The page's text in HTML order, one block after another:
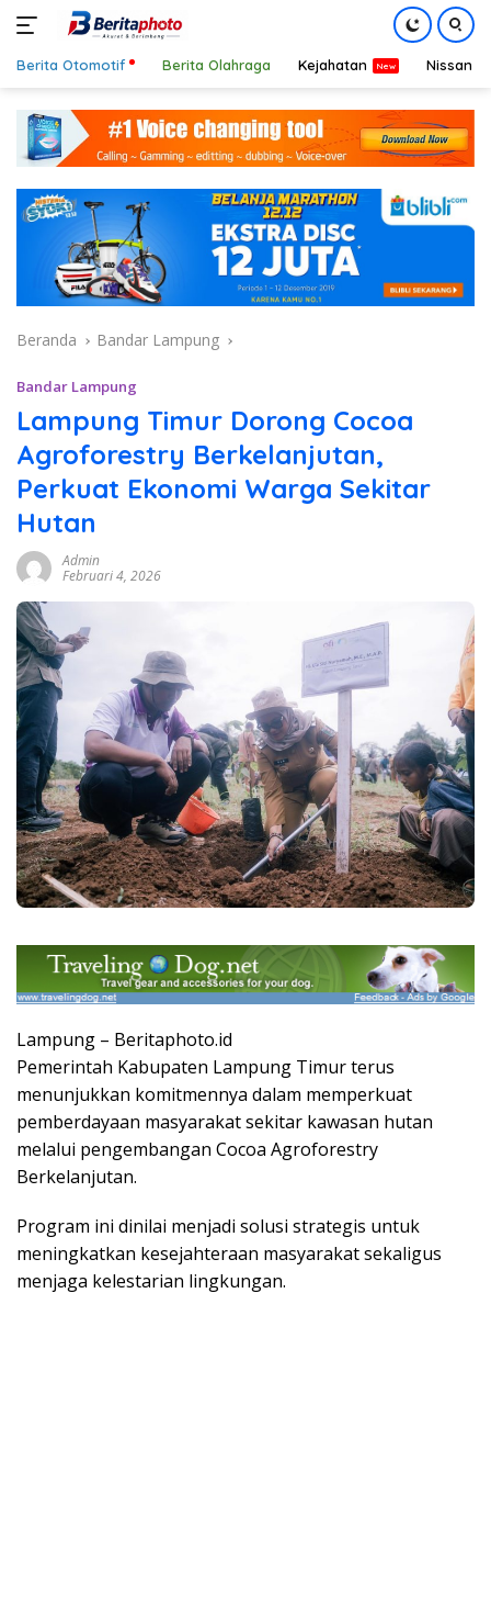
konten
Berita Otomotif Berita Olahraga Kejahatan Nissan
Beranda Bandar Lampung
Bandar Lampung
Lampung Timur Dorong Cocoa
Agroforestry Berkelanjutan,
Perkuat Ekonomi Warga Sekitar
Hutan
Admin
Februari 4, 2026
Lampung – Beritaphoto.id
Pemerintah Kabupaten Lampung Timur terus
menunjukkan komitmennya dalam memperkuat
pemberdayaan masyarakat sekitar kawasan hutan
melalui pengembangan Cocoa Agroforestry
Berkelanjutan.
Program ini dinilai menjadi solusi strategis untuk
meningkatkan kesejahteraan masyarakat sekaligus
menjaga kelestarian lingkungan.